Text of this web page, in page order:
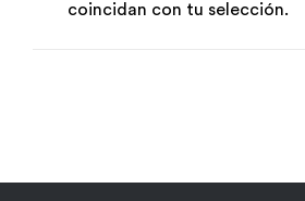
coincidan con tu selección.